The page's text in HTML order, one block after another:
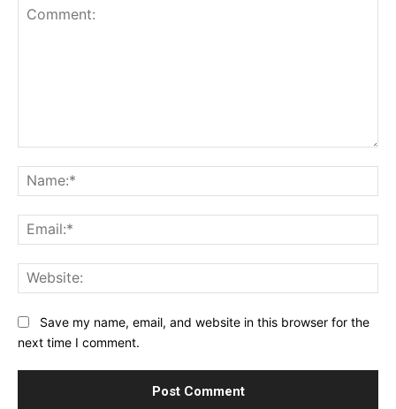
Save my name, email, and website in this browser for the
next time I comment.